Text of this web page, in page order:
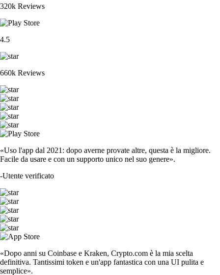
320k Reviews
4.5
660k Reviews
«Uso l'app dal 2021: dopo averne provate altre, questa è la migliore.
Facile da usare e con un supporto unico nel suo genere».
-Utente verificato
«Dopo anni su Coinbase e Kraken, Crypto.com è la mia scelta
definitiva. Tantissimi token e un'app fantastica con una UI pulita e
semplice».